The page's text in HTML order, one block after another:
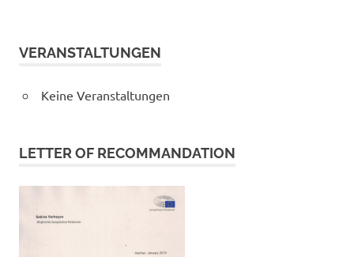
VERANSTALTUNGEN
Keine Veranstaltungen
LETTER OF RECOMMANDATION